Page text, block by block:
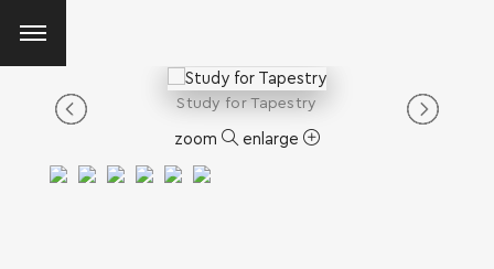
Study for Tapestry
zoom enlarge